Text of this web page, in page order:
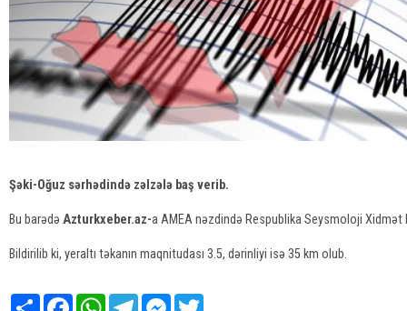
Şəki-Oğuz sərhədində zəlzələ baş verib.
Bu barədə Azturkxeber.az-a AMEA nəzdində Respublika Seysmoloji
Bildirilib ki, yeraltı təkanın maqnitudası 3.5, dərinliyi isə 35 km olub.
Share FacebookWhatsAppTelegramMessenger